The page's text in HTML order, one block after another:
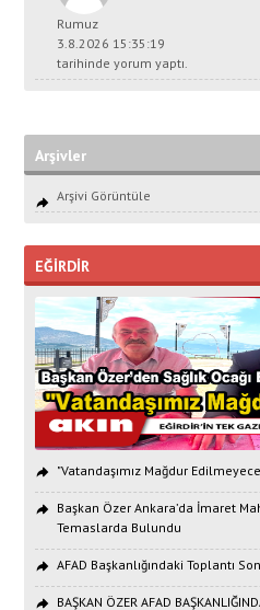
Rumuz
3.8.2026 15:35:19
tarihinde yorum yaptı.
Arşivler
Arşivi Görüntüle
EĞİRDİR
"Vatandaşımız Mağdur
Başkan Özer Ankara’da İmaret
Temaslarda Bulundu
AFAD Başkanlığındaki Toplantı
BAŞKAN ÖZER AFAD